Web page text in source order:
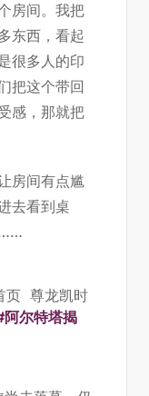
房间。我把
东西，看起
很多人的印
把这个带回
感，那就把
房间有点尴
去看到桌
……
页 尊龙凯时
阿尔特塔揭